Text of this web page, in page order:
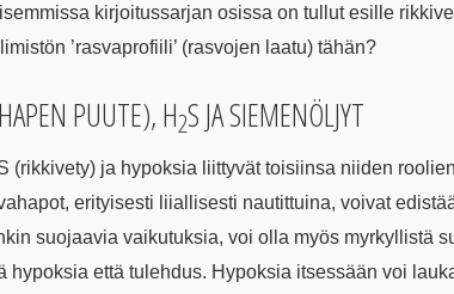
kirjoitussarjan osissa on tullut esille
’rasvaprofiili’ (rasvojen laatu) tähän?
PUUTE), H2S JA SIEMENÖLJYT
(rikkivety) ja hypoksia liittyvät toisiinsa niiden
erityisesti liiallisesti nautittuina, voivat
suojaavia vaikutuksia, voi olla myös myrkyllistä
hypoksia että tulehdus. Hypoksia itsessään voi